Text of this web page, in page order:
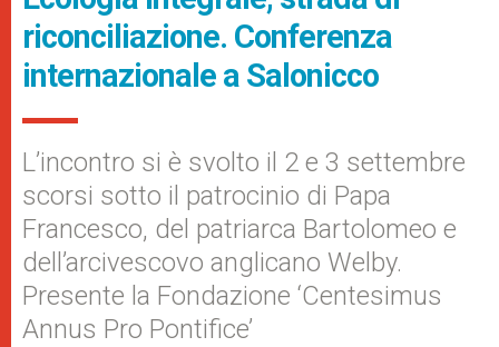
riconciliazione. Conferenza
internazionale a Salonicco
L’incontro si è svolto il 2 e 3 settembre
scorsi sotto il patrocinio di Papa
Francesco, del patriarca Bartolomeo e
dell’arcivescovo anglicano Welby.
Presente la Fondazione ‘Centesimus
Annus Pro Pontifice’